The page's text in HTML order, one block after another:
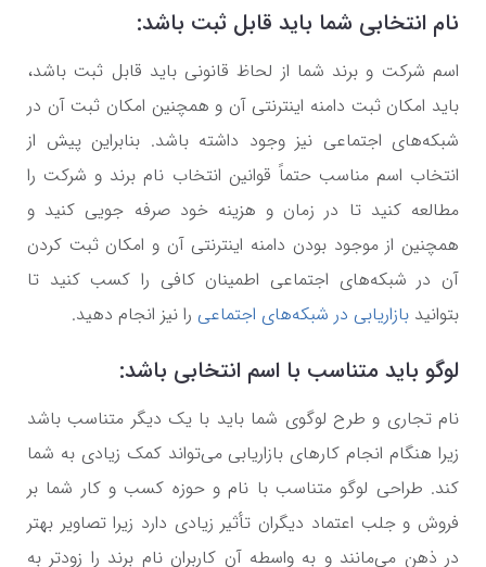
نام انتخابی شما باید قابل ثبت باشد:
اسم شرکت و برند شما از لحاظ قانونی باید قابل ثبت باشد،
باید امکان ثبت دامنه اینترنتی آن و همچنین امکان ثبت آن در
شبکه‌های اجتماعی نیز وجود داشته باشد. بنابراین پیش از
انتخاب اسم مناسب حتماً قوانین انتخاب نام برند و شرکت را
مطالعه کنید تا در زمان و هزینه خود صرفه جویی کنید و
همچنین از موجود بودن دامنه اینترنتی آن و امکان ثبت کردن
آن در شبکه‌های اجتماعی اطمینان کافی را کسب کنید تا
بتوانید بازاریابی در شبکه‌های اجتماعی را نیز انجام دهید.
لوگو باید متناسب با اسم انتخابی باشد:
نام تجاری و طرح لوگوی شما باید با یک دیگر متناسب باشد
زیرا هنگام انجام کارهای بازاریابی می‌تواند کمک زیادی به شما
کند. طراحی لوگو متناسب با نام و حوزه کسب و کار شما بر
فروش و جلب اعتماد دیگران تأثیر زیادی دارد زیرا تصاویر بهتر
در ذهن می‌مانند و به واسطه آن کاربران نام برند را زودتر به